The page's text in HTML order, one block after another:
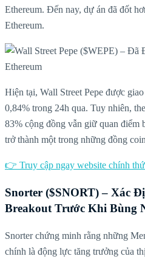
Ethereum. Đến nay, dự án đã đốt
Ethereum.
Hiện tại, Wall Street Pepe được
0,84% trong 24h qua. Tuy nhiên,
83% cộng đồng vẫn giữ quan điểm
trở thành một trong những đồng
👉 Truy cập ngay website chính
Snorter ($SNORT) – Xác
Breakout Trước Khi Bùng
Snorter chứng minh rằng những
chính là động lực tăng trưởng của